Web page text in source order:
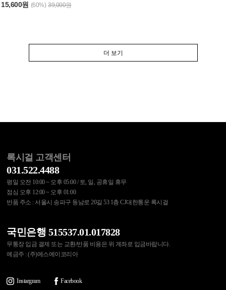
15,600원 (60%) 39,000원
더 보기
록시걸 고객센터
031.522.4488
평일 오전 10:00 ~ 오후 05:00 / 토, 일, 공휴일 휴무
점심 오후 12:00 ~ 오후 01:00
반품 주소 : 서울시 송파구 동남로 20길 53 1층 CJ대한통운 록시걸
국민은행 515537.01.017828
무통장 입금 결제 또는 교환/반품 비용은 위 계좌로 입금바랍니다.
예금주 : (주)에스에이코리아
Instargram Facebook